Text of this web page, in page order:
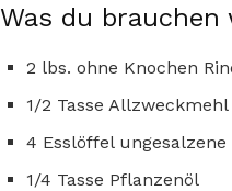
Was du
2 lbs. ohne Knochen
1/2 Tasse Allzweckmehl
4 Esslöffel
1/4 Tasse Pflanzenöl